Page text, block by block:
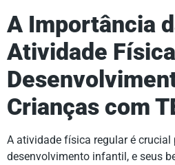
A Importância
Atividade
Crianças com
A atividade física regular é crucial
desenvolvimento infantil, e seus